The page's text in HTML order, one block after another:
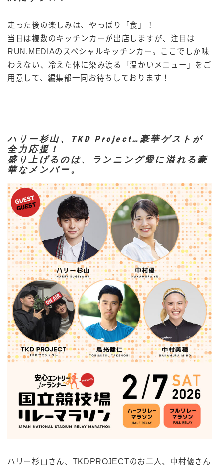
走った後の楽しみは、やっぱり「食」！
当日は複数のキッチンカーが出店しますが、注目は
RUN.MEDIAのスペシャルキッチンカー。ここでしか味
わえない、冷えた体に染み渡る「温かいメニュー」をご
用意して、編集部一同お待ちしております！
ハリー杉山、TKD Project…豪華ゲストが
全力応援！
盛り上げるのは、ランニング愛に溢れる豪
華なメンバー。
ハリー杉山さん、TKDPROJECTのお二人、中村優さん